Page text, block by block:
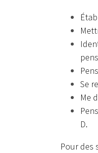
Se
Me
D.
Pour des